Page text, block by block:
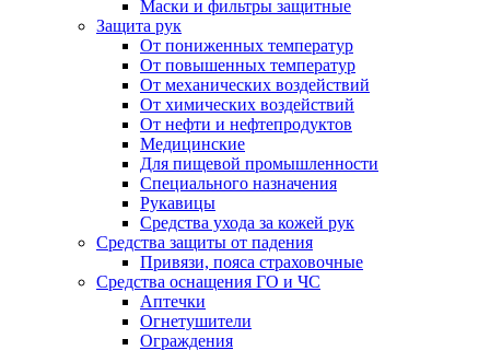
Маски и фильтры защитные
Защита рук
От пониженных температур
От повышенных температур
От механических воздействий
От химических воздействий
От нефти и нефтепродуктов
Медицинские
Для пищевой промышленности
Специального назначения
Рукавицы
Средства ухода за кожей рук
Средства защиты от падения
Привязи, пояса страховочные
Средства оснащения ГО и ЧС
Аптечки
Огнетушители
Ограждения